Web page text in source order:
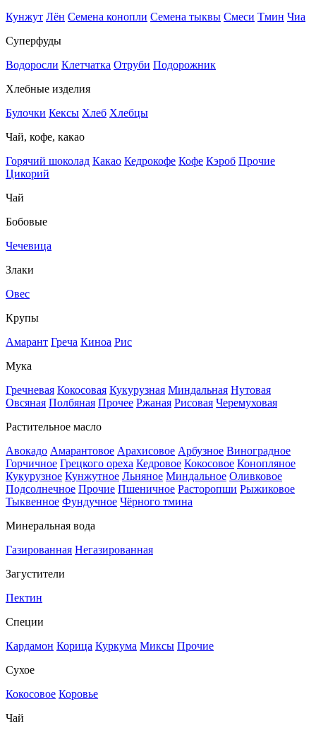
Кунжут Лён Семена конопли Семена тыквы Смеси Тмин Чиа
Суперфуды
Водоросли Клетчатка Отруби Подорожник
Хлебные изделия
Булочки Кексы Хлеб Хлебцы
Чай, кофе, какао
Горячий шоколад Какао Кедрокофе Кофе Кэроб Прочие
Цикорий
Чай
Бобовые
Чечевица
Злаки
Овес
Крупы
Амарант Греча Киноа Рис
Мука
Гречневая Кокосовая Кукурузная Миндальная Нутовая
Овсяная Полбяная Прочее Ржаная Рисовая Черемуховая
Растительное масло
Авокадо Амарантовое Арахисовое Арбузное Виноградное
Горчичное Грецкого ореха Кедровое Кокосовое Конопляное
Кукурузное Кунжутное Льняное Миндальное Оливковое
Подсолнечное Прочие Пшеничное Расторопши Рыжиковое
Тыквенное Фундучное Чёрного тмина
Минеральная вода
Газированная Негазированная
Загустители
Пектин
Специи
Кардамон Корица Куркума Миксы Прочие
Сухое
Кокосовое Коровье
Чай